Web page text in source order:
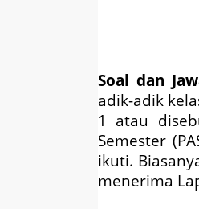
Soal dan
adik-adik
1 atau
Semester
ikuti.
menerima